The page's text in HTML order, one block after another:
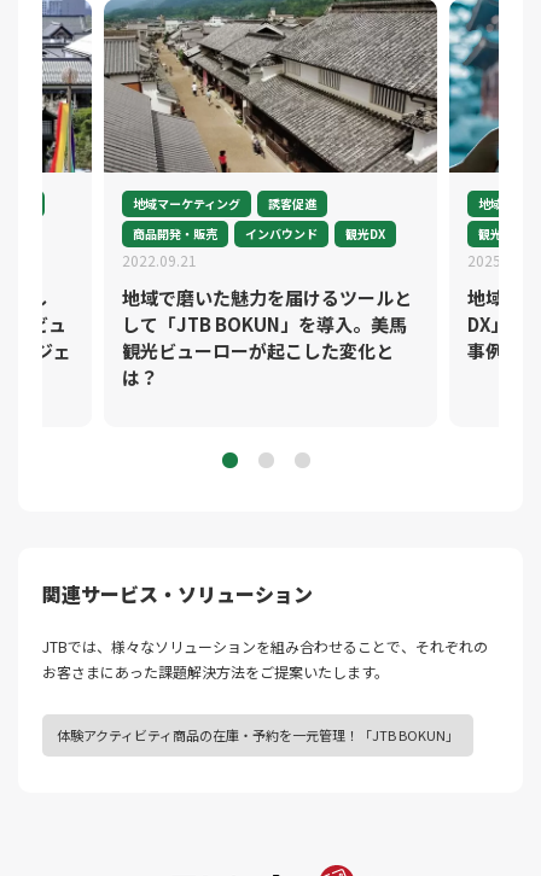
指し
ンビュ
ロジェ
地域マーケティング
誘客促進
商品開発・販売
インバウンド 観光DX
2022.09.21
地域で磨いた魅力を届けるツールと
して「JTB BOKUN」を導入。美馬
観光ビューローが起こした変化と
は？
地域マー
観光DX
2025.11.05
地域を
DX」実
事例ま
関連サービス・ソリューション
JTBでは、様々なソリューションを組み合わせることで、それぞれの
お客さまにあった課題解決⽅法をご提案いたします。
体験アクティビティ商品の在庫・予約を一元管理！「JTB BOKUN」